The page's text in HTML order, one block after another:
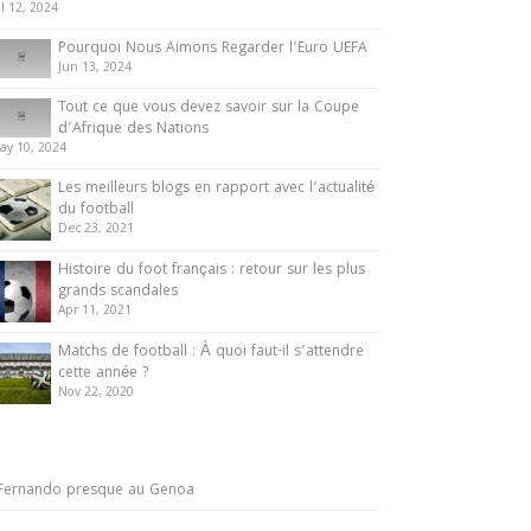
12, 2024
Pourquoi Nous Aimons Regarder l’Euro UEFA
Jun 13, 2024
Tout ce que vous devez savoir sur la Coupe
d’Afrique des Nations
10, 2024
Les meilleurs blogs en rapport avec l’actualité
du football
Dec 23, 2021
Histoire du foot français : retour sur les plus
grands scandales
Apr 11, 2021
Matchs de football : À quoi faut-il s’attendre
cette année ?
Nov 22, 2020
presque au Genoa